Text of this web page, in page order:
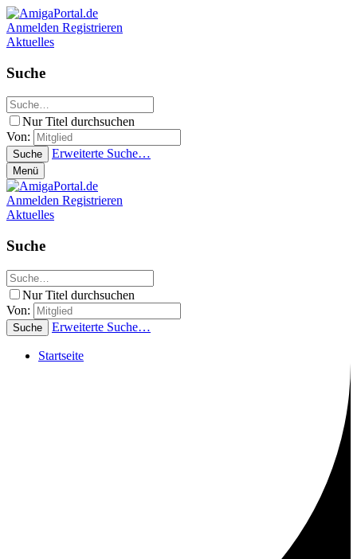
Anmelden Registrieren
Aktuelles
Suche
Nur Titel durchsuchen
Von:
Suche Erweiterte Suche…
Menü
Anmelden Registrieren
Aktuelles
Suche
Nur Titel durchsuchen
Von:
Suche Erweiterte Suche…
Startseite